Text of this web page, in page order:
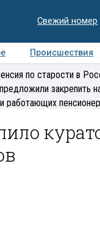
Свежий номер
Происшествия
Медиацентр
по старости в
закрепить
работающих